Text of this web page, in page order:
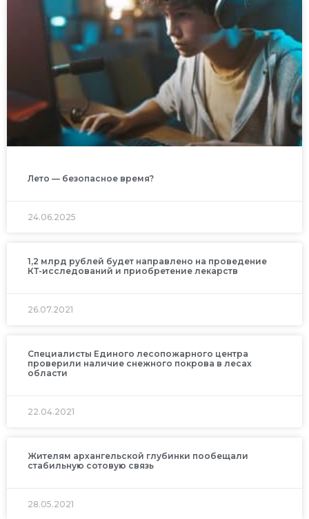
Лето — безопасное время?
24.06.2025
1,2 млрд рублей будет направлено на проведение
КТ-исследований и приобретение лекарств
26.07.2021
Специалисты Единого лесопожарного центра
проверили наличие снежного покрова в лесах
области
22.04.2021
Жителям архангельской глубинки пообещали
стабильную сотовую связь
28.05.2021